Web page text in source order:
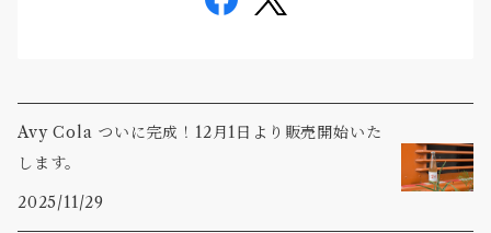
Avy Cola ついに完成！12月1日より販売開始いた
します。
2025/11/29